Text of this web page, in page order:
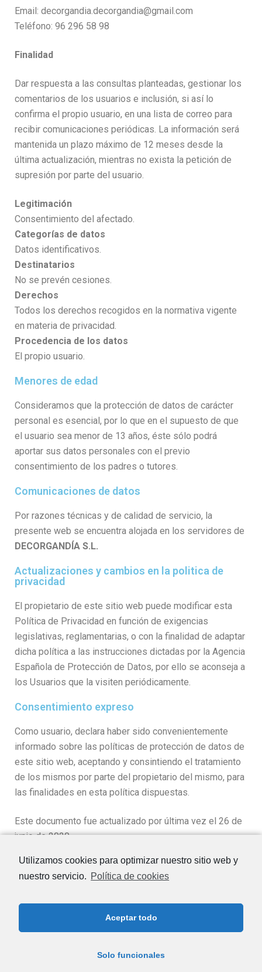
Utilizamos cookies para optimizar nuestro sitio web y
nuestro servicio. Política de cookies
Aceptar todo
Solo funcionales
Email: decorgandia.decorgandia@gmail.com
Teléfono: 96 296 58 98
Finalidad
Dar respuesta a las consultas planteadas, gestionar los
comentarios de los usuarios e inclusión, si así lo
confirma el propio usuario, en una lista de correo para
recibir comunicaciones periódicas. La información será
mantenida un plazo máximo de 12 meses desde la
última actualización, mientras no exista la petición de
supresión por parte del usuario.
Legitimación
Consentimiento del afectado.
Categorías de datos
Datos identificativos.
Destinatarios
No se prevén cesiones.
Derechos
Todos los derechos recogidos en la normativa vigente
en materia de privacidad.
Procedencia de los datos
El propio usuario.
Menores de edad
Consideramos que la protección de datos de carácter
personal es esencial, por lo que en el supuesto de que
el usuario sea menor de 13 años, éste sólo podrá
aportar sus datos personales con el previo
consentimiento de los padres o tutores.
Comunicaciones de datos
Por razones técnicas y de calidad de servicio, la
presente web se encuentra alojada en los servidores de
DECORGANDÍA S.L.
Actualizaciones y cambios en la politica de
privacidad
El propietario de este sitio web puede modificar esta
Política de Privacidad en función de exigencias
legislativas, reglamentarias, o con la finalidad de adaptar
dicha política a las instrucciones dictadas por la Agencia
Española de Protección de Datos, por ello se aconseja a
los Usuarios que la visiten periódicamente.
Consentimiento expreso
Como usuario, declara haber sido convenientemente
informado sobre las políticas de protección de datos de
este sitio web, aceptando y consintiendo el tratamiento
de los mismos por parte del propietario del mismo, para
las finalidades en esta política dispuestas.
Este documento fue actualizado por última vez el 26 de
junio de 2020.
Carpintería
Política de Privacidad Términos y Condiciones